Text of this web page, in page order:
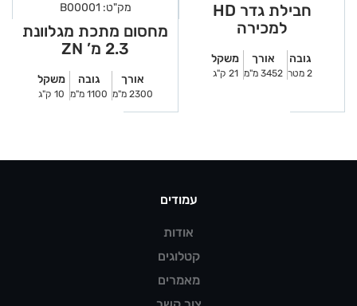
חבילת גדר HD
למכירה
גובה
2 מטר
אורך
3452 מ"מ
משקל
21 ק"ג
מק"ט: B00001
מחסום מתכת מגלוונת
2.3 מ’ ZN
אורך
2300 מ"מ
גובה
1100 מ"מ
משקל
10 ק"ג
עמודים
אודות
קטלוגים
מאמרים